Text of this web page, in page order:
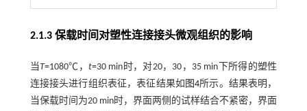
2.1.3 保载时间对塑性连接接头微观组织的影响
当T=1080℃， t=30 min时，对20，30，35 min下所得的塑性
连接接头进行组织表征，表征结果如 图4所示。结果表明，
当保载时间为20 min时，界面两侧的试样结合不紧密，界面